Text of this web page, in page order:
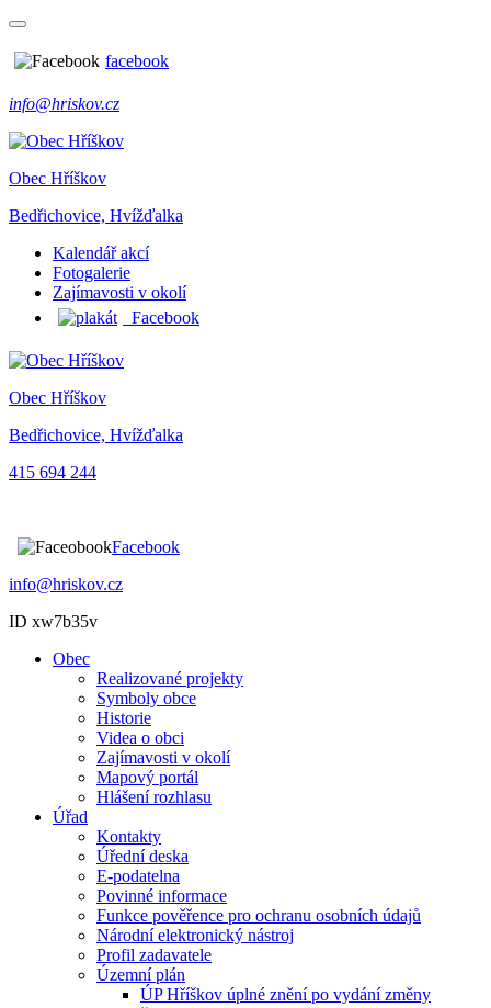
facebook
info@hriskov.cz
Obec Hříškov
Bedřichovice, Hvížďalka
Kalendář akcí
Fotogalerie
Zajímavosti v okolí
Facebook
Obec Hříškov
Bedřichovice, Hvížďalka
415 694 244
Facebook
info@hriskov.cz
ID xw7b35v
Obec
Realizované projekty
Symboly obce
Historie
Videa o obci
Zajímavosti v okolí
Mapový portál
Hlášení rozhlasu
Úřad
Kontakty
Úřední deska
E-podatelna
Povinné informace
Funkce pověřence pro ochranu osobních údajů
Národní elektronický nástroj
Profil zadavatele
Územní plán
ÚP Hříškov úplné znění po vydání změny